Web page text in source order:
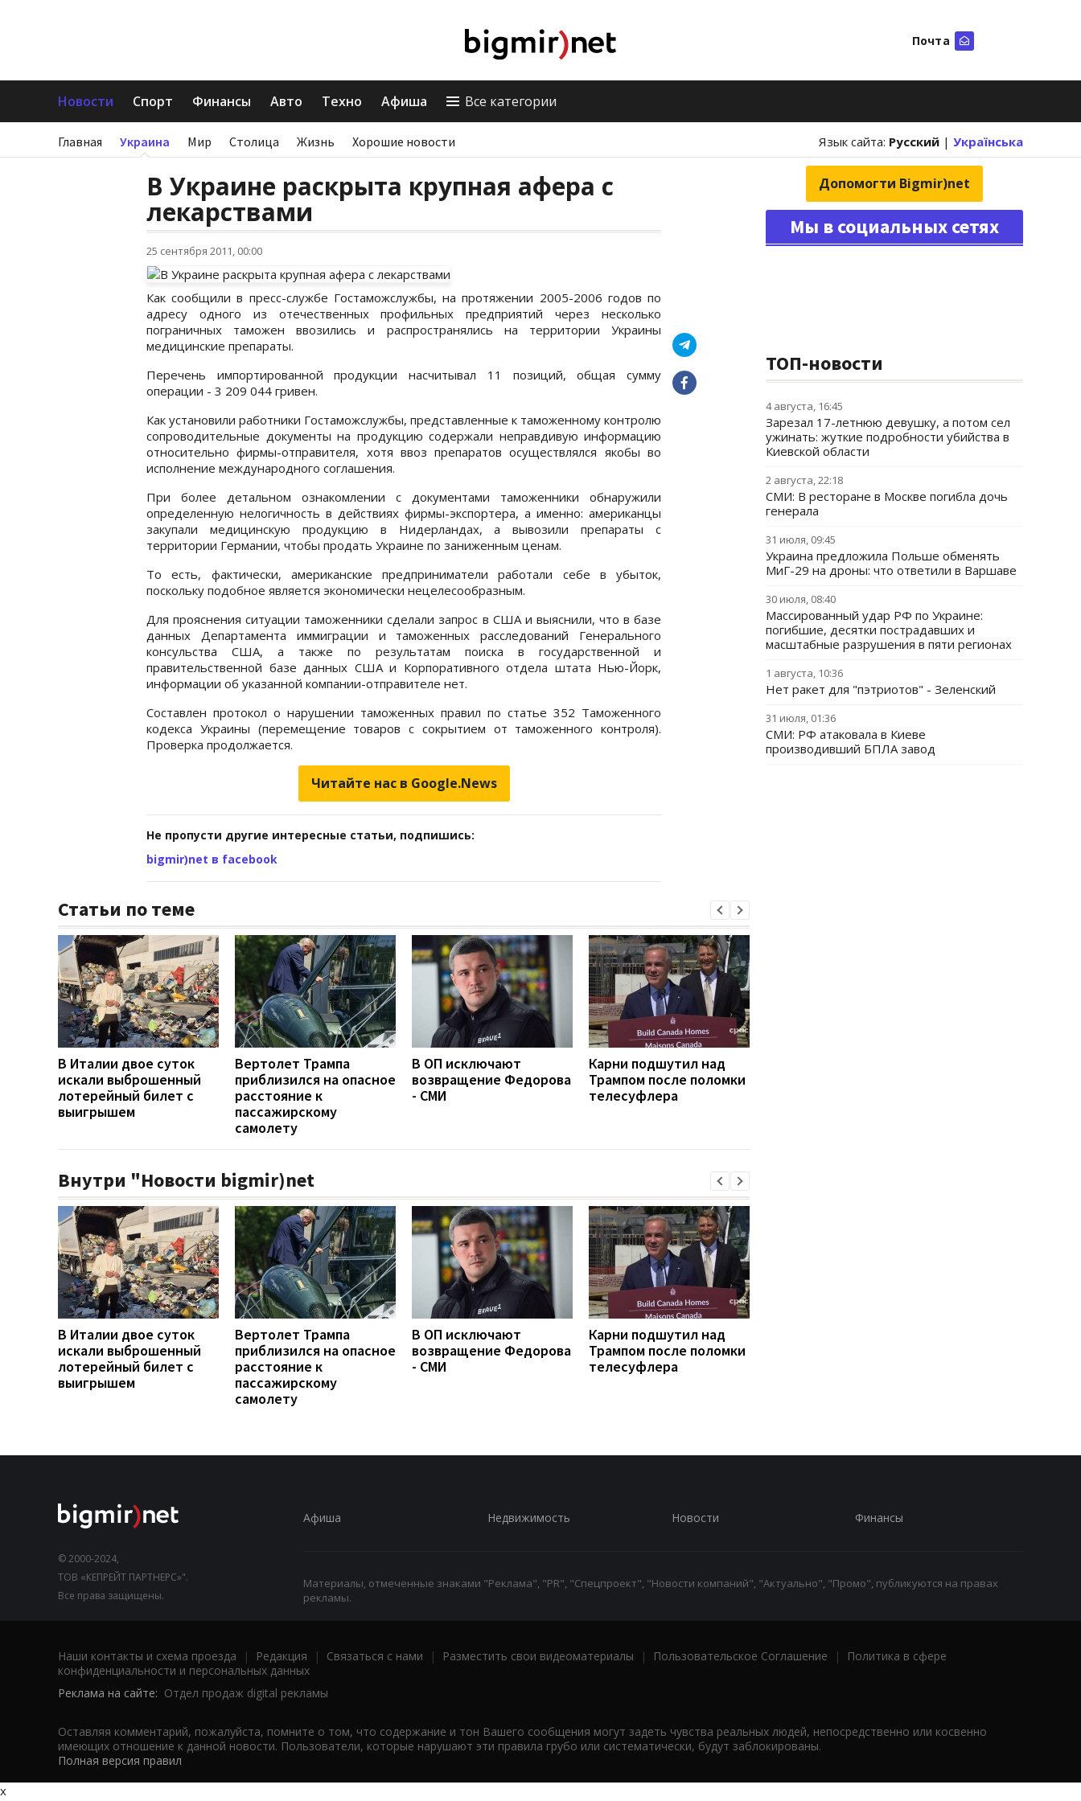
Почта
Новости Спорт Финансы Авто Техно Афиша Все категории
Главная Украина Мир Столица Жизнь Хорошие новости Язык сайта: Русский | Українська
В Украине раскрыта крупная афера с
лекарствами
25 сентября 2011, 00:00
Как сообщили в пресс-службе Гостаможслужбы, на протяжении 2005-2006 годов по
адресу одного из отечественных профильных предприятий через несколько
пограничных таможен ввозились и распространялись на территории Украины
медицинские препараты.
Перечень импортированной продукции насчитывал 11 позиций, общая сумму
операции - 3 209 044 гривен.
Как установили работники Гостаможслужбы, представленные к таможенному контролю
сопроводительные документы на продукцию содержали неправдивую информацию
относительно фирмы-отправителя, хотя ввоз препаратов осуществлялся якобы во
исполнение международного соглашения.
При более детальном ознакомлении с документами таможенники обнаружили
определенную нелогичность в действиях фирмы-экспортера, а именно: американцы
закупали медицинскую продукцию в Нидерландах, а вывозили препараты с
территории Германии, чтобы продать Украине по заниженным ценам.
То есть, фактически, американские предприниматели работали себе в убыток,
поскольку подобное является экономически нецелесообразным.
Для прояснения ситуации таможенники сделали запрос в США и выяснили, что в базе
данных Департамента иммиграции и таможенных расследований Генерального
консульства США, а также по результатам поиска в государственной и
правительственной базе данных США и Корпоративного отдела штата Нью-Йорк,
информации об указанной компании-отправителе нет.
Составлен протокол о нарушении таможенных правил по статье 352 Таможенного
кодекса Украины (перемещение товаров с сокрытием от таможенного контроля).
Проверка продолжается.
Читайте нас в Google.News
Не пропусти другие интересные статьи, подпишись:
bigmir)net в facebook
Статьи по теме
В Италии двое суток
искали выброшенный
лотерейный билет с
выигрышем
Вертолет Трампа
приблизился на опасное
расстояние к
пассажирскому
самолету
В ОП исключают
возвращение Федорова
- СМИ
Карни подшутил над
Трампом после поломки
телесуфлера
Внутри "Новости bigmir)net
В Италии двое суток
искали выброшенный
лотерейный билет с
выигрышем
Вертолет Трампа
приблизился на опасное
расстояние к
пассажирскому
самолету
В ОП исключают
возвращение Федорова
- СМИ
Карни подшутил над
Трампом после поломки
телесуфлера
Допомогти Bigmir)net
Мы в социальных сетях
ТОП-новости
4 августа, 16:45
Зарезал 17-летнюю девушку, а потом сел
ужинать: жуткие подробности убийства в
Киевской области
2 августа, 22:18
СМИ: В ресторане в Москве погибла дочь
генерала
31 июля, 09:45
Украина предложила Польше обменять
МиГ-29 на дроны: что ответили в Варшаве
30 июля, 08:40
Массированный удар РФ по Украине:
погибшие, десятки пострадавших и
масштабные разрушения в пяти регионах
1 августа, 10:36
Нет ракет для "пэтриотов" - Зеленский
31 июля, 01:36
СМИ: РФ атаковала в Киеве
производивший БПЛА завод
© 2000-2024,
ТОВ «КЕПРЕЙТ ПАРТНЕРС»".
Все права защищены.
Афиша Недвижимость Новости Финансы
Материалы, отмеченные знаками "Реклама", "PR", "Спецпроект", "Новости компаний", "Актуально", "Промо", публикуются на правах
рекламы.
Наши контакты и схема проезда | Редакция | Связаться с нами | Разместить свои видеоматериалы | Пользовательское Соглашение |
Политика в сфере
конфиденциальности и персональных данных
Реклама на сайте: Отдел продаж digital рекламы
Оставляя комментарий, пожалуйста, помните о том, что содержание и тон Вашего сообщения могут задеть чувства реальных людей, непосредственно или косвенно
имеющих отношение к данной новости. Пользователи, которые нарушают эти правила грубо или систематически, будут заблокированы.
Полная версия правил
x